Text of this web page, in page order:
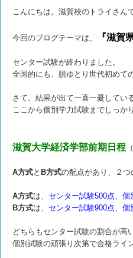
こんにちは。滋賀校のトライさん
今回のブログテーマは、 『滋賀
センター試験が終わりました。
全国的にも、脱ゆとり世代初めて
さて。結果が出て一喜一憂してい
ここから個別学力試験までしっか
滋賀大学経済学部前期日程
A方式と B方式の配点があり、２
A方式は、 センター試験500点、個
B方式は、 センター試験900点、個
どちらもセンター試験の割合が高
個別試験の頑張り次第で合格ライ